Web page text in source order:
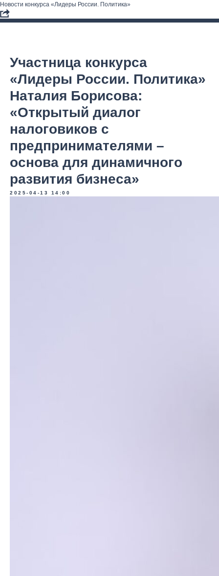
Новости конкурса «Лидеры России. Политика»
Участница конкурса
«Лидеры России. Политика»
Наталия Борисова:
«Открытый диалог
налоговиков с
предпринимателями –
основа для динамичного
развития бизнеса»
2025-04-13 14:00